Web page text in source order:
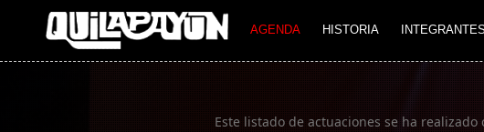
AGENDA HISTORIA INTEGRANTES
Imagen 01
Este listado de actuaciones se ha